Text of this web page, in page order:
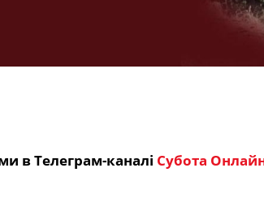
в Телеграм-каналі Субота